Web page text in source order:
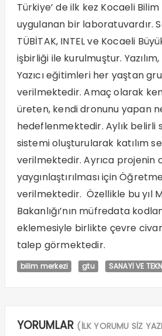
Türkiye’ de ilk kez Kocaeli
uygulanan bir laboratuvardır.
TÜBİTAK, INTEL ve Kocaeli
işbirliği ile kurulmuştur.
Yazıcı eğitimleri her yaştan
verilmektedir. Amaç olarak
üreten, kendi dronunu yapan
hedeflenmektedir. Aylık belirli
sistemi oluşturularak katılım
verilmektedir. Ayrıca projenin
yaygınlaştırılması için
verilmektedir. Özellikle bu yıl
Bakanlığı’nın müfredata
eklemesiyle birlikte çevre
talep görmektedir.
bilim merkezi gtu SANAYİ VE
YORUMLAR (İLK YORUMU SİZ